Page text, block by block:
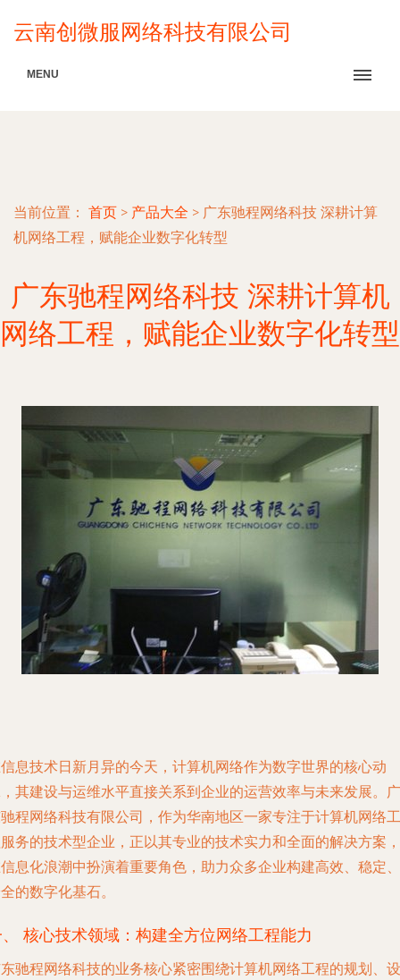
云南创微服网络科技有限公司
MENU
当前位置： 首页 > 产品大全 > 广东驰程网络科技 深耕计算
机网络工程，赋能企业数字化转型
广东驰程网络科技 深耕计算机
网络工程，赋能企业数字化转型
息技术日新月异的今天，计算机网络作为数字世界的核心动
其建设与运维水平直接关系到企业的运营效率与未来发展。广
程网络科技有限公司，作为华南地区一家专注于计算机网络工
务的技术型企业，正以其专业的技术实力和全面的解决方案，
息化浪潮中扮演着重要角色，助力众多企业构建高效、稳定、
的数字化基石。
核心技术领域：构建全方位网络工程能力
驰程网络科技的业务核心紧密围绕计算机网络工程的规划、设